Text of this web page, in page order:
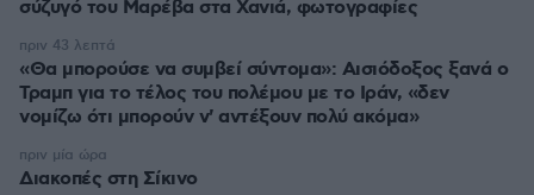
σύζυγό του Μαρέβα στα Χανιά, φωτογραφίες
«Θα μπορούσε να συμβεί σύντομα»: Αισιόδοξος ξανά ο
Τραμπ για το τέλος του πολέμου με το Ιράν, «δεν
νομίζω ότι μπορούν ν' αντέξουν πολύ ακόμα»
πριν 43 λεπτά
Διακοπές στη Σίκινο
πριν μία ώρα